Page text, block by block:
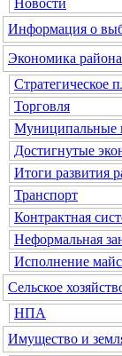
Новости
Информация о
Экономика района
Стратегическое
Торговля
Муниципальные
Достигнутые
Итоги развития
Транспорт
Контрактная
Неформальная
Исполнение
Сельское
НПА
Имущество и